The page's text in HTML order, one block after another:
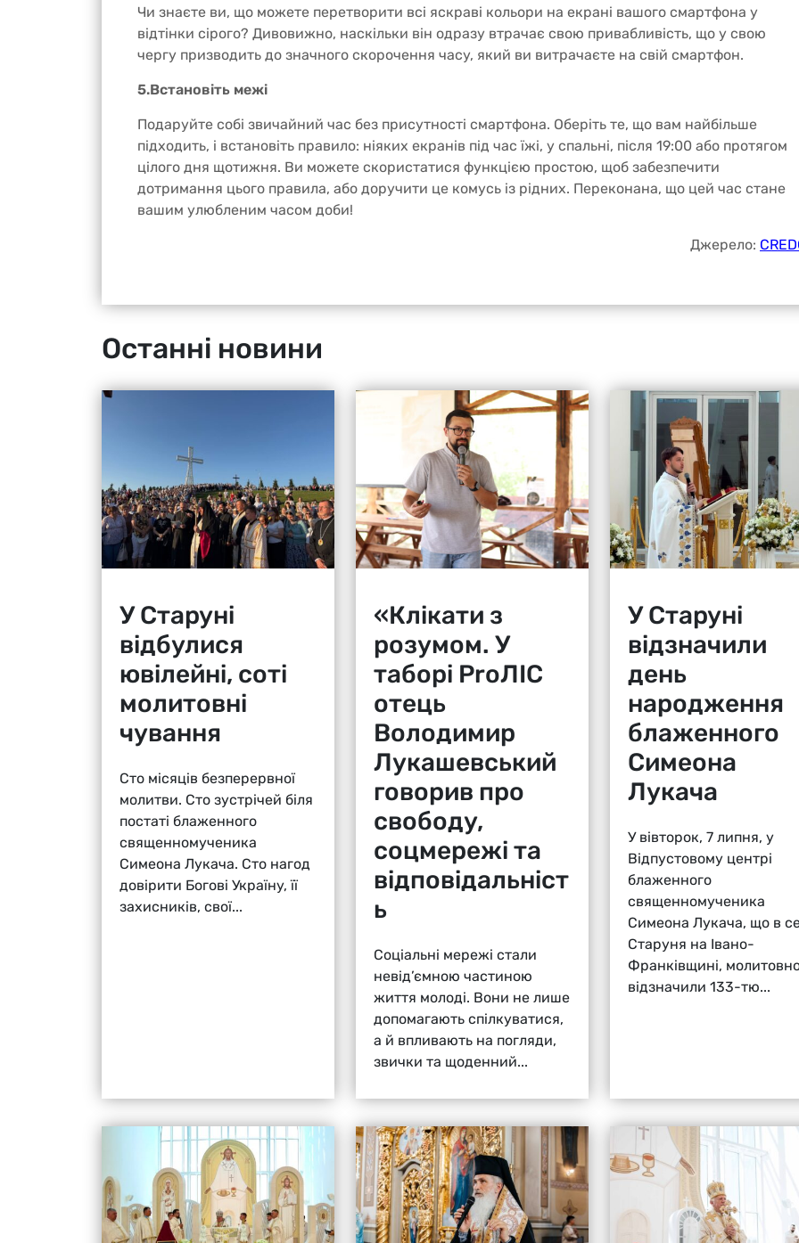
Чи знаєте ви, що можете перетворити всі яскраві кольори на екрані вашого смартфона у
відтінки сірого? Дивовижно, наскільки він одразу втрачає свою привабливість, що у свою
чергу призводить до значного скорочення часу, який ви витрачаєте на свій смартфон.
5.Встановіть межі
Подаруйте собі звичайний час без присутності смартфона. Оберіть те, що вам найбільше
підходить, і встановіть правило: ніяких екранів під час їжі, у спальні, після 19:00 або протягом
цілого дня щотижня. Ви можете скористатися функцією простою, щоб забезпечити
дотримання цього правила, або доручити це комусь із рідних. Переконана, що цей час стане
вашим улюбленим часом доби!
Джерело:
Останні новини
У Старуні
відбулися
ювілейні, соті
молитовні
чування
Сто місяців безперервної
молитви. Сто зустрічей біля
постаті блаженного
священномученика
Симеона Лукача. Сто нагод
довірити Богові Україну, її
захисників, свої...
«Клікати з
розумом. У
таборі ProЛІС
отець
Володимир
Лукашевський
говорив про
свободу,
соцмережі та
відповідальніст
ь
Соціальні мережі стали
невід’ємною частиною
життя молоді. Вони не лише
допомагають спілкуватися,
а й впливають на погляди,
звички та щоденний...
У Старуні
відзначили
день
народження
блаженного
Симеона
Лукача
У вівторок, 7 липня, у
Відпустовому центрі
блаженного
священномученика
Симеона Лукача, що в
Старуня на Івано-
Франківщині,
відзначили 133-тю...